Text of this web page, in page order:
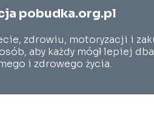
pobudka.org.pl
zdrowiu, motoryzacji i
aby każdy mógł lepiej
i zdrowego życia.